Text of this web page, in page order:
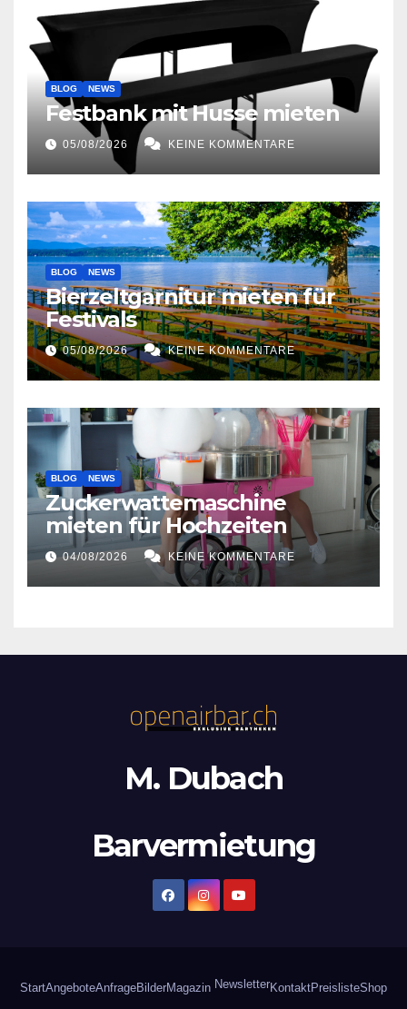
BLOG NEWS
Festbank mit Husse mieten
05/08/2026 KEINE KOMMENTARE
BLOG NEWS
Bierzeltgarnitur mieten für
Festivals
05/08/2026 KEINE KOMMENTARE
BLOG NEWS
Zuckerwattemaschine
mieten für Hochzeiten
04/08/2026 KEINE KOMMENTARE
M. Dubach
Barvermietung
StartAngeboteAnfrageBilderMagazin NewsletterKontaktPreislisteShop